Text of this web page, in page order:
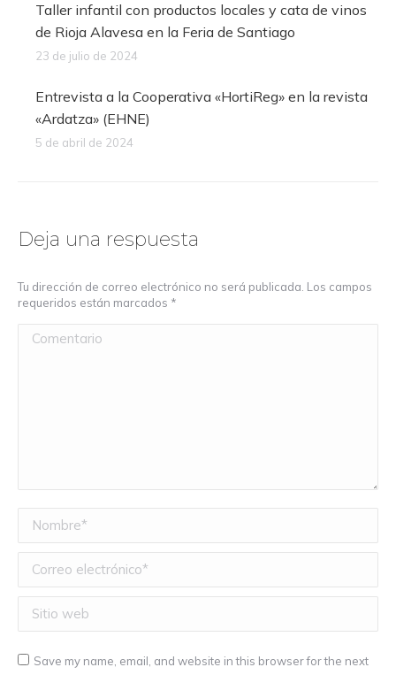
Taller infantil con productos locales y cata de vinos
de Rioja Alavesa en la Feria de Santiago
23 de julio de 2024
Entrevista a la Cooperativa «HortiReg» en la revista
«Ardatza» (EHNE)
5 de abril de 2024
Deja una respuesta
Tu dirección de correo electrónico no será publicada. Los campos
requeridos están marcados *
Comentario
Nombre *
Correo electrónico *
Sitio web
Save my name, email, and website in this browser for the next